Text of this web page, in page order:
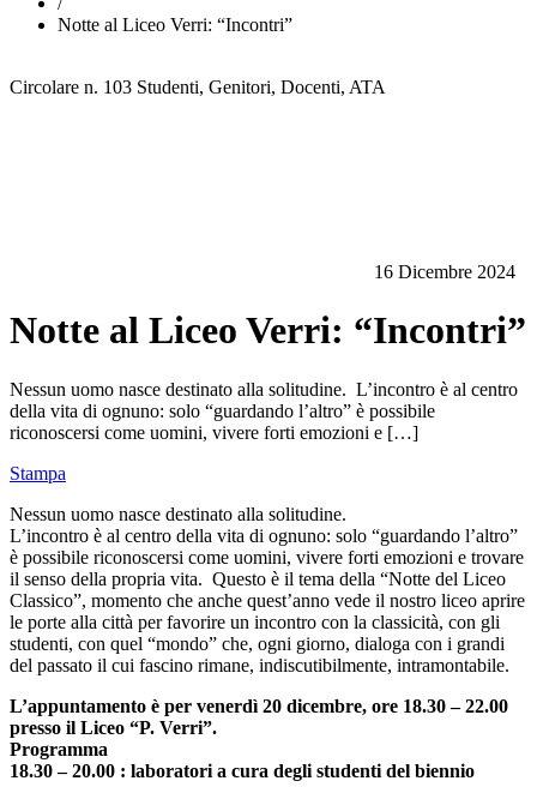
Notte al Liceo Verri: “Incontri”
Circolare n. 103 Studenti, Genitori, Docenti, ATA
16 Dicembre 2024
Notte al Liceo Verri: “Incontri”
Nessun uomo nasce destinato alla solitudine. L’incontro è al centro
della vita di ognuno: solo “guardando l’altro” è possibile
riconoscersi come uomini, vivere forti emozioni e […]
Stampa
Nessun uomo nasce destinato alla solitudine.
L’incontro è al centro della vita di ognuno: solo “guardando l’altro”
è possibile riconoscersi come uomini, vivere forti emozioni e trovare
il senso della propria vita. Questo è il tema della “Notte del Liceo
Classico”, momento che anche quest’anno vede il nostro liceo aprire
le porte alla città per favorire un incontro con la classicità, con gli
studenti, con quel “mondo” che, ogni giorno, dialoga con i grandi
del passato il cui fascino rimane, indiscutibilmente, intramontabile.
L’appuntamento è per venerdì 20 dicembre, ore 18.30 – 22.00
presso il Liceo “P. Verri”.
Programma
18.30 – 20.00 : laboratori a cura degli studenti del biennio